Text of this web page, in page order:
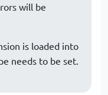
will be
is loaded into
needs to be set.